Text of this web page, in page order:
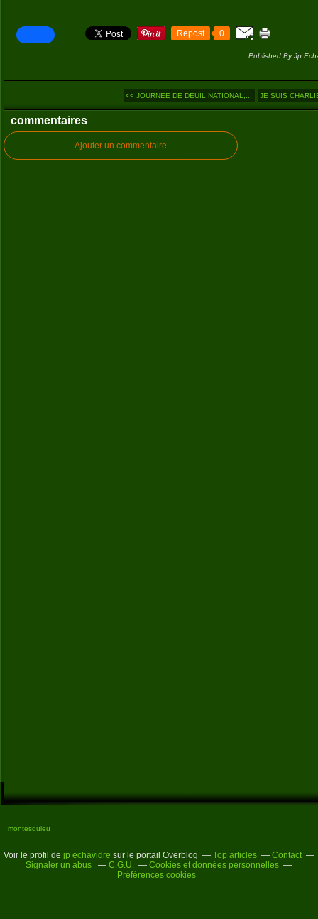
Repost 0
Published By Jp
<< JOURNEE DE DEUIL NATIONAL,... JE SUIS
commentaires
Ajouter un commentaire
montesquieu
Voir le profil de jp echavidre sur le portail Overblog Top articles
Contact
Signaler un abus
C.G.U.
Cookies et données personnelles
Préférences cookies